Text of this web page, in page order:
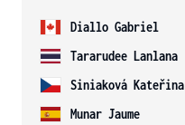
Diallo Gabriel
Tararudee Lanlana
Siniaková Kateřina
Munar Jaume